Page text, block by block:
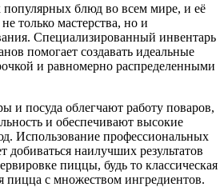
блюд во всем мире, и её
только мастерства, но и
Специализированный инвентарь
помогает создавать идеальные
и равномерно распределенными
и посуда облегчают работу поваров,
и обеспечивают высокие
Использование профессиональных
добиваться наилучших результатов
пиццы, будь то классическая
пицца с множеством ингредиентов.